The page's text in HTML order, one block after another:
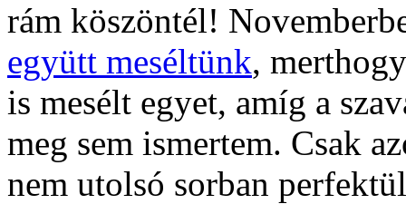
rám köszöntél!
együtt meséltünk,
is mesélt egyet, amíg a
meg sem ismertem. Csak
nem utolsó sorban